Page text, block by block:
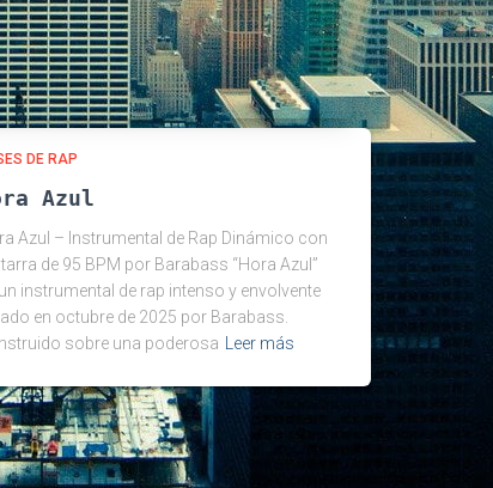
DE RAP
Azul
Azul – Instrumental de Rap Dinámico con
de 95 BPM por Barabass “Hora Azul”
instrumental de rap intenso y envolvente
en octubre de 2025 por Barabass.
sobre una poderosa
Leer más